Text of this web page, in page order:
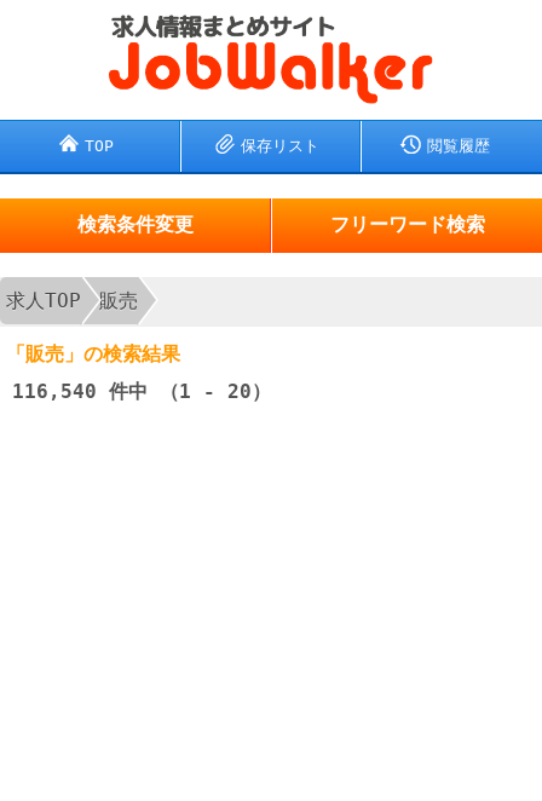
TOP 保存リスト 閲覧履歴
検索条件変更 フリーワード検索
求人TOP 販売
「販売」の検索結果
116,540 件中 （1 - 20）